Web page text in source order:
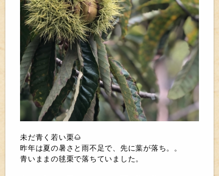
未だ青く若い栗🌰
昨年は夏の暑さと雨不足で、先に葉が落ち。。
青いままの毬栗で落ちていました。